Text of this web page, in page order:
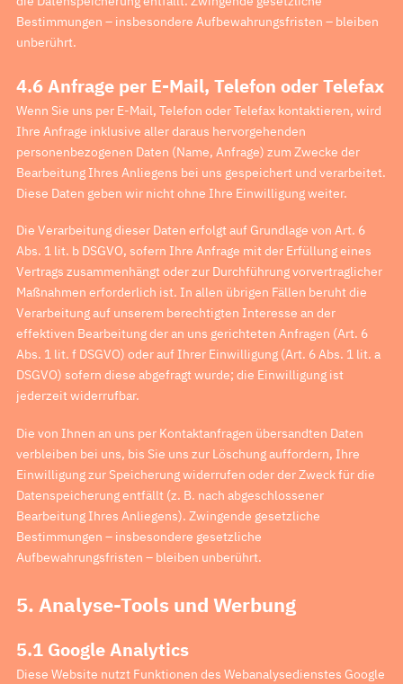
Bestimmungen – insbesondere Aufbewahrungsfristen – bleiben
unberührt.
4.6 Anfrage per E-Mail, Telefon oder Telefax
Wenn Sie uns per E-Mail, Telefon oder Telefax kontaktieren, wird
Ihre Anfrage inklusive aller daraus hervorgehenden
personenbezogenen Daten (Name, Anfrage) zum Zwecke der
Bearbeitung Ihres Anliegens bei uns gespeichert und verarbeitet.
Diese Daten geben wir nicht ohne Ihre Einwilligung weiter.
Die Verarbeitung dieser Daten erfolgt auf Grundlage von Art. 6
Abs. 1 lit. b DSGVO, sofern Ihre Anfrage mit der Erfüllung eines
Vertrags zusammenhängt oder zur Durchführung vorvertraglicher
Maßnahmen erforderlich ist. In allen übrigen Fällen beruht die
Verarbeitung auf unserem berechtigten Interesse an der
effektiven Bearbeitung der an uns gerichteten Anfragen (Art. 6
Abs. 1 lit. f DSGVO) oder auf Ihrer Einwilligung (Art. 6 Abs. 1 lit. a
DSGVO) sofern diese abgefragt wurde; die Einwilligung ist
jederzeit widerrufbar.
Die von Ihnen an uns per Kontaktanfragen übersandten Daten
verbleiben bei uns, bis Sie uns zur Löschung auffordern, Ihre
Einwilligung zur Speicherung widerrufen oder der Zweck für die
Datenspeicherung entfällt (z. B. nach abgeschlossener
Bearbeitung Ihres Anliegens). Zwingende gesetzliche
Bestimmungen – insbesondere gesetzliche
Aufbewahrungsfristen – bleiben unberührt.
5. Analyse-Tools und Werbung
5.1 Google Analytics
Diese Website nutzt Funktionen des Webanalysedienstes Google